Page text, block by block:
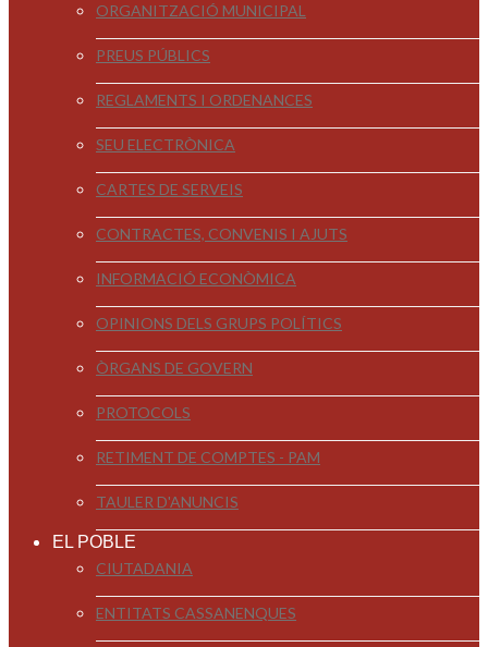
ORGANITZACIÓ MUNICIPAL
PREUS PÚBLICS
REGLAMENTS I ORDENANCES
SEU ELECTRÒNICA
CARTES DE SERVEIS
CONTRACTES, CONVENIS I AJUTS
INFORMACIÓ ECONÒMICA
OPINIONS DELS GRUPS POLÍTICS
ÒRGANS DE GOVERN
PROTOCOLS
RETIMENT DE COMPTES - PAM
TAULER D'ANUNCIS
EL POBLE
CIUTADANIA
ENTITATS CASSANENQUES